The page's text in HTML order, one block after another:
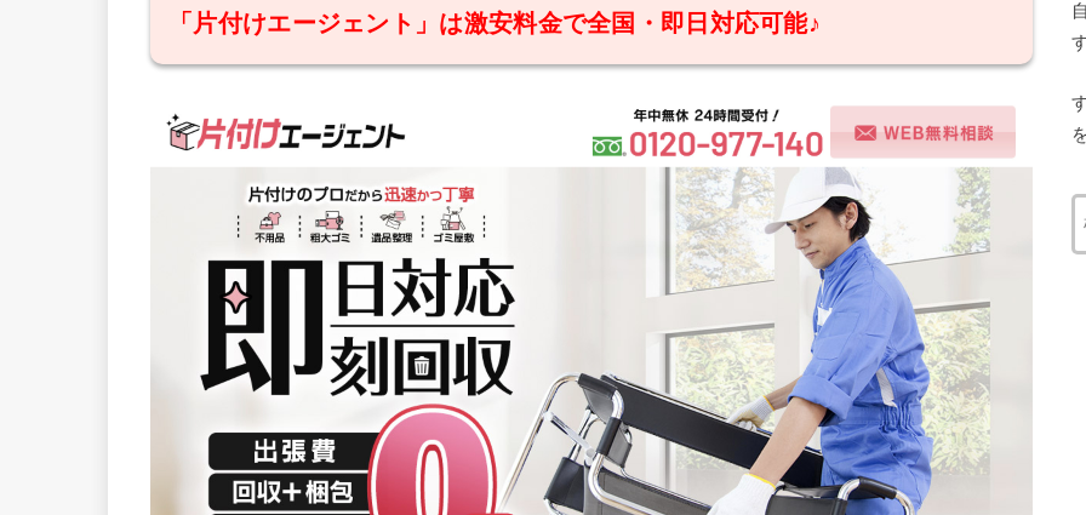
「片付けエージェント」は激安料金で全国・即日対応可能♪